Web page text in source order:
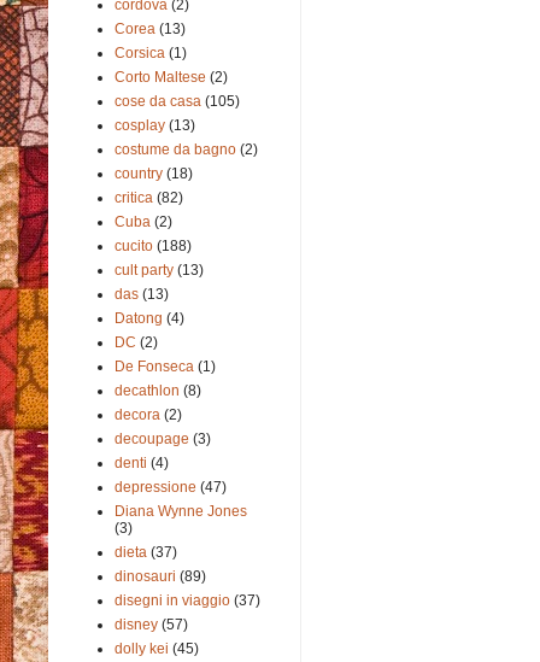
cordova (2)
Corea (13)
Corsica (1)
Corto Maltese (2)
cose da casa (105)
cosplay (13)
costume da bagno (2)
country (18)
critica (82)
Cuba (2)
cucito (188)
cult party (13)
das (13)
Datong (4)
DC (2)
De Fonseca (1)
decathlon (8)
decora (2)
decoupage (3)
denti (4)
depressione (47)
Diana Wynne Jones
(3)
dieta (37)
dinosauri (89)
disegni in viaggio (37)
disney (57)
dolly kei (45)